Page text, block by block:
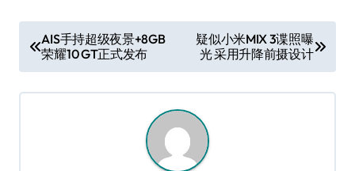
章
导
AIS手持超级夜景+8GB
荣耀10 GT正式发布
疑似小米MIX 3谍照曝
光 采用升降前摄设计